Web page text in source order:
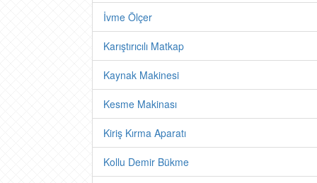
İvme Ölçer
Karıştırıcılı Matkap
Kaynak Makinesi
Kesme Makinası
Kiriş Kırma Aparatı
Kollu Demir Bükme